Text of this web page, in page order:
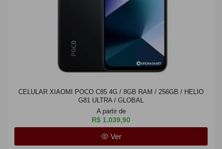
CELULAR XIAOMI POCO C85 4G / 8GB RAM / 256GB / HELIO
G81 ULTRA / GLOBAL
A partir de
R$ 1.039,90
Ver